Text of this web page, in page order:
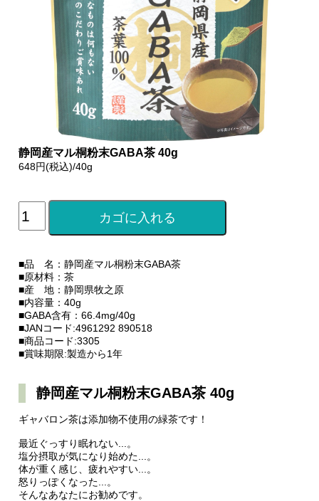
静岡産マル桐粉末GABA茶 40g
648円(税込)/40g
■品 名：静岡産マル桐粉末GABA茶
■原材料：茶
■産 地：静岡県牧之原
■内容量：40g
■GABA含有：66.4mg/40g
■JANコード:4961292 890518
■商品コード:3305
■賞味期限:製造から1年
静岡産マル桐粉末GABA茶 40g
ギャバロン茶は添加物不使用の緑茶です！
最近ぐっすり眠れない...。
塩分摂取が気になり始めた...。
体が重く感じ、疲れやすい...。
怒りっぽくなった...。
そんなあなたにお勧めです。